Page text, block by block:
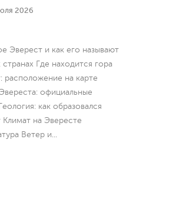
2026
Эверест и как его называют
странах Где находится гора
расположение на карте
официальные
как образовался
Климат на Эвересте
Ветер и...